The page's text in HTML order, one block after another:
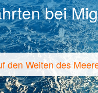
bei
den Weiten des